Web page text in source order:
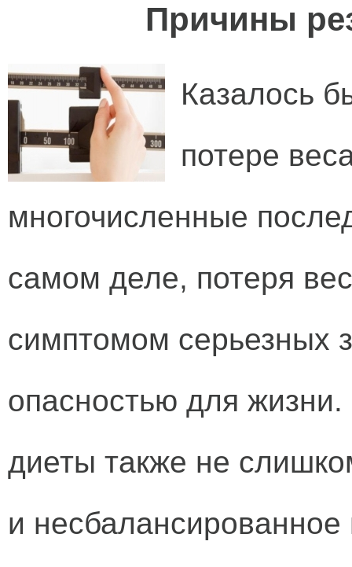
Причины
Казалось
потере
многочисленные
самом деле, потеря
симптомом серьезных
опасностью для
диеты также не
и